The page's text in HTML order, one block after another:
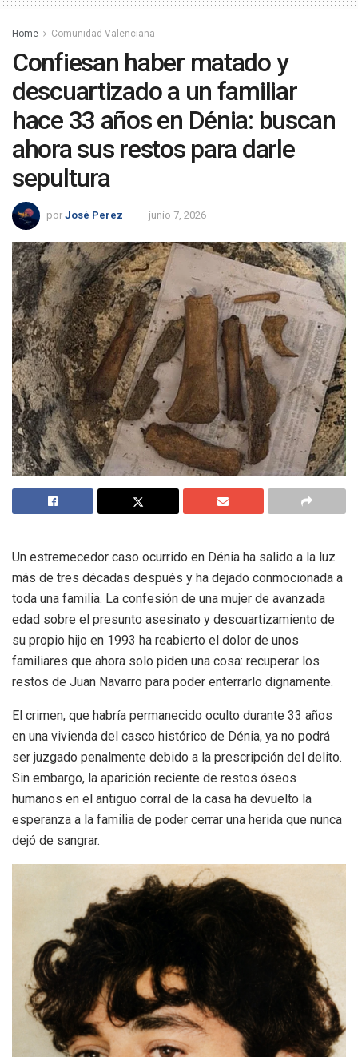
Home Comunidad Valenciana
Confiesan haber matado y
descuartizado a un familiar
hace 33 años en Dénia: buscan
ahora sus restos para darle
sepultura
por José Perez junio 7, 2026
Un estremecedor caso ocurrido en Dénia ha salido a la luz
más de tres décadas después y ha dejado conmocionada a
toda una familia. La confesión de una mujer de avanzada
edad sobre el presunto asesinato y descuartizamiento de
su propio hijo en 1993 ha reabierto el dolor de unos
familiares que ahora solo piden una cosa: recuperar los
restos de Juan Navarro para poder enterrarlo dignamente.
El crimen, que habría permanecido oculto durante 33 años
en una vivienda del casco histórico de Dénia, ya no podrá
ser juzgado penalmente debido a la prescripción del delito.
Sin embargo, la aparición reciente de restos óseos
humanos en el antiguo corral de la casa ha devuelto la
esperanza a la familia de poder cerrar una herida que nunca
dejó de sangrar.